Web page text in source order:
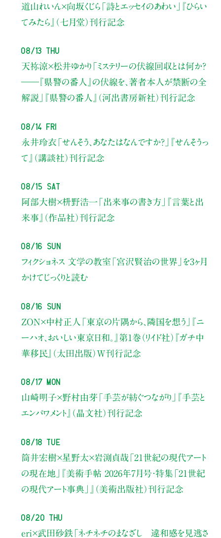
道山れいん×向坂くじら 「詩とエッセイのあわい」
『ひらい
てみたら』（七月堂）刊行記念
08/13 Thu
天祢涼×松井ゆかり 「ミステリーの伏線回収とは何か？
――『県警の番人』の伏線を、著者本人が禁断の全
解説」
『県警の番人』（河出書房新社）刊行記念
08/14 Fri
永井玲衣 「せんそう、あなたはなんですか？」
『せんそうっ
て』（講談社）刊行記念
08/15 Sat
阿部大樹×枡野浩一 「出来事の書き方」
『言葉と出
来事』（作品社）刊行記念
08/16 Sun
フィクショネス 文学の教室 「宮沢賢治の世界」を3ヶ月
かけてじっくりと読む
08/16 Sun
ZON×中村正人 「東京の片隅から、隣国を想う」
『ニ
ーハオ、おいしい東京日和。』第1巻（リイド社） 『ガチ中
華移民』（太田出版）W刊行記念
08/17 Mon
山崎明子×野村由芽 「手芸が紡ぐつながり」
『手芸と
エンパワメント』（晶文社）刊行記念
08/18 Tue
筒井宏樹×星野太×岩渕貞哉 「21世紀の現代アート
の現在地」
『美術手帖 2026年7月号・特集「21世紀
の現代アート事典」』（美術出版社）刊行記念
08/20 Thu
eri×武田砂鉄「ネチネチのまなざし 違和感を見逃さ